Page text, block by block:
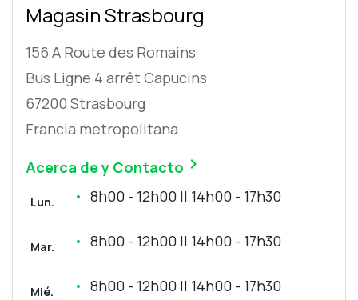
Magasin Strasbourg
156 A Route des Romains
Bus Ligne 4 arrêt Capucins
67200 Strasbourg
Francia metropolitana
Acerca de y Contacto 
Lun. 8h00 - 12h00 || 14h00 - 17h30
Mar. 8h00 - 12h00 || 14h00 - 17h30
Mié. 8h00 - 12h00 || 14h00 - 17h30